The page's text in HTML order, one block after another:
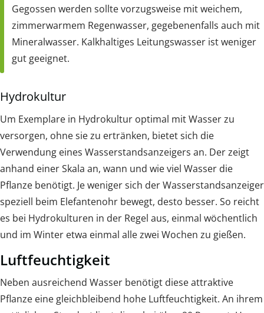
Gegossen werden sollte vorzugsweise mit weichem,
zimmerwarmem Regenwasser, gegebenenfalls auch mit
Mineralwasser. Kalkhaltiges Leitungswasser ist weniger
gut geeignet.
Hydrokultur
Um Exemplare in Hydrokultur optimal mit Wasser zu
versorgen, ohne sie zu ertränken, bietet sich die
Verwendung eines Wasserstandsanzeigers an. Der zeigt
anhand einer Skala an, wann und wie viel Wasser die
Pflanze benötigt. Je weniger sich der Wasserstandsanzeiger
speziell beim Elefantenohr bewegt, desto besser. So reicht
es bei Hydrokulturen in der Regel aus, einmal wöchentlich
und im Winter etwa einmal alle zwei Wochen zu gießen.
Luftfeuchtigkeit
Neben ausreichend Wasser benötigt diese attraktive
Pflanze eine gleichbleibend hohe Luftfeuchtigkeit. An ihrem